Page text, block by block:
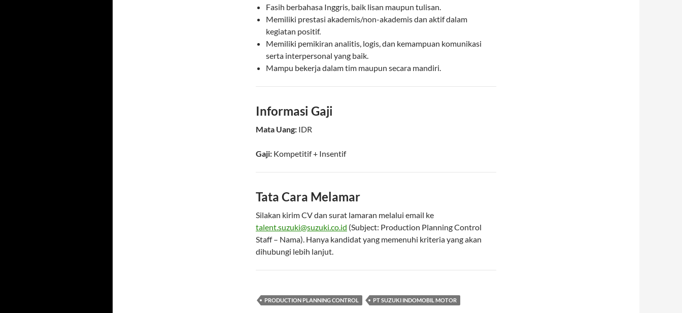
Fasih berbahasa Inggris, baik lisan maupun tulisan.
Memiliki prestasi akademis/non-akademis dan aktif dalam
kegiatan positif.
Memiliki pemikiran analitis, logis, dan kemampuan komunikasi
serta interpersonal yang baik.
Mampu bekerja dalam tim maupun secara mandiri.
Informasi Gaji
Mata Uang: IDR
Gaji: Kompetitif+ Insentif
Tata Cara Melamar
Silakan kirim CV dan surat lamaran melalui email ke
talent.suzuki@suzuki.co.id (Subject: Production Planning Control
Staff – Nama). Hanya kandidat yang memenuhi kriteria yang akan
dihubungi lebih lanjut.
PRODUCTION PLANNING CONTROL PT SUZUKI INDOMOBIL MOTOR